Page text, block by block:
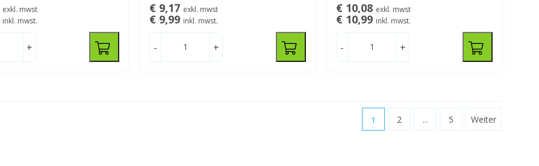
exkl. mwst
inkl. mwst.
+
€ 9,17 exkl. mwst
€ 9,99 inkl. mwst.
- +
€ 10,08 exkl. mwst
€ 10,99 inkl. mwst.
- +
1 2 ... 5 Weiter